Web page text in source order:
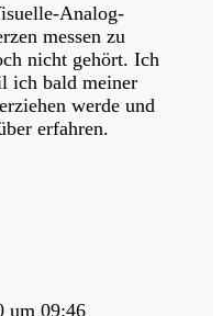
Analog-
messen zu
nicht gehört. Ich
ich bald meiner
werde und
erfahren.
um 09:46